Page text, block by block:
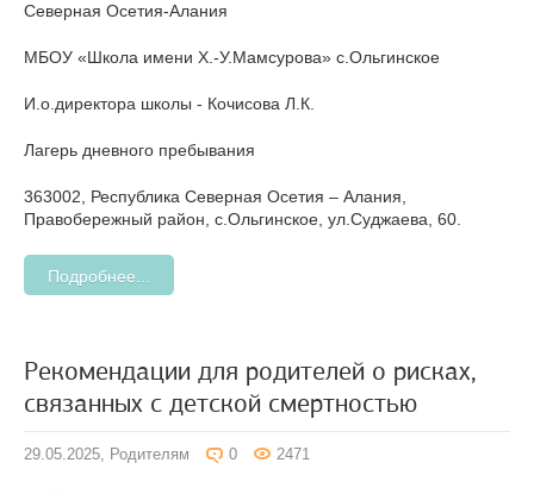
Северная Осетия-Алания
МБОУ «Школа имени Х.-У.Мамсурова» с.Ольгинское
И.о.директора школы - Кочисова Л.К.
Лагерь дневного пребывания
363002, Республика Северная Осетия – Алания,
Правобережный район, с.Ольгинское, ул.Суджаева, 60.
Подробнее...
Рекомендации для родителей о рисках,
связанных с детской смертностью
29.05.2025, Родителям 0 2471